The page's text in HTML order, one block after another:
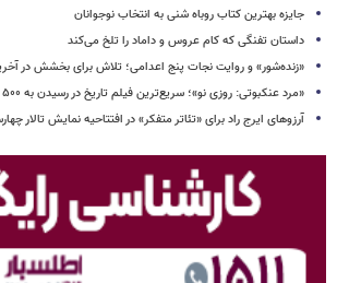
جایزه بهترین کتاب روباه شنی به انتخاب نوجوانان
داستان تفنگی که کام عروس و داماد را تلخ می‌کند
«زنده‌شور» و روایت نجات پنج اعدامی؛ تلاش برای بخشش در
«مرد عنکبوتی: روزی نو»؛ سریع‌ترین فیلم تاریخ در رسیدن به ۵۰۰ میلیون دلار
آرزوهای ایرج راد برای «تئاتر متفکر» در افتتاحیه نمایش تالار